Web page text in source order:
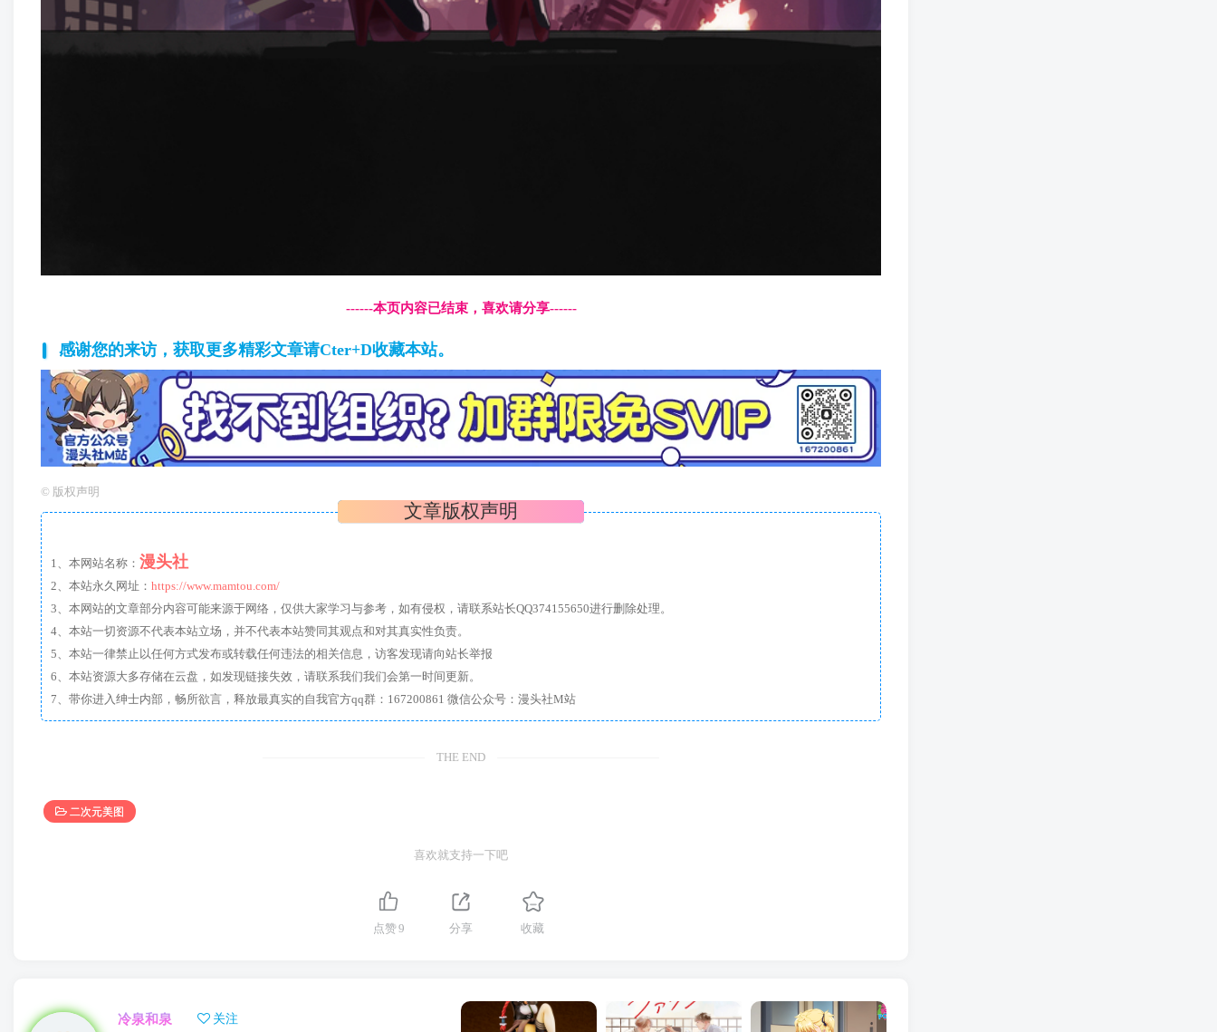
------本页内容已结束，喜欢请分享------
感谢您的来访，获取更多精彩文章请Cter+D收藏本站。
© 版权声明
文章版权声明
1、本网站名称： 漫头社
2、本站永久网址： https://www.mamtou.com/
3、本网站的文章部分内容可能来源于网络，仅供大家学习与参考，如有侵权，请联系站长QQ374155650进行删除处理。
4、本站一切资源不代表本站立场，并不代表本站赞同其观点和对其真实性负责。
5、本站一律禁止以任何方式发布或转载任何违法的相关信息，访客发现请向站长举报
6、本站资源大多存储在云盘，如发现链接失效，请联系我们我们会第一时间更新。
7、带你进入绅士内部，畅所欲言，释放最真实的自我官方qq群：167200861 微信公众号：漫头社M站
THE END
二次元美图
喜欢就支持一下吧
点赞9 分享 收藏
冷泉和泉 关注